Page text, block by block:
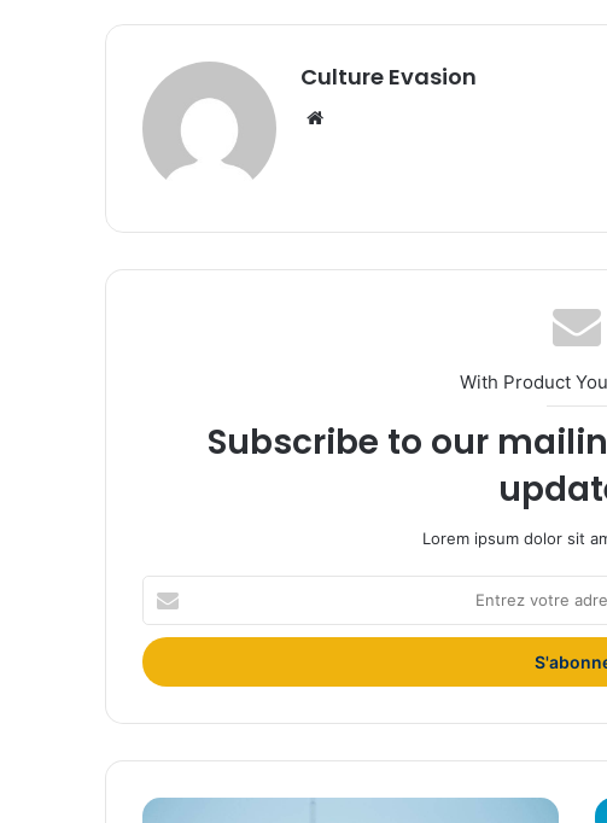
Culture Evasion
With Product
Subscribe to our
Lorem ipsum dolor sit
votre
adresse
Email
Business